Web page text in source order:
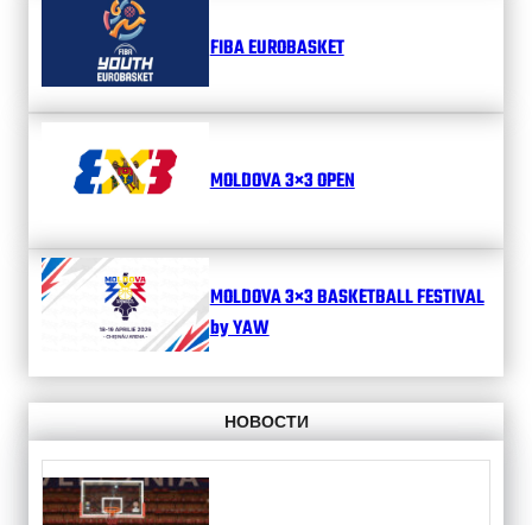
FIBA EUROBASKET
MOLDOVA 3×3 OPEN
MOLDOVA 3×3 BASKETBALL FESTIVAL
by YAW
НОВОСТИ